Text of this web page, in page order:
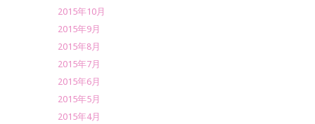
2015年10月
2015年9月
2015年8月
2015年7月
2015年6月
2015年5月
2015年4月